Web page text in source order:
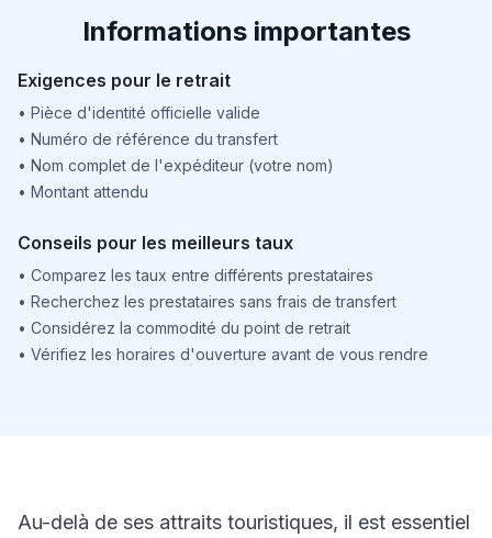
Informations importantes
Exigences pour le retrait
• Pièce d'identité officielle valide
• Numéro de référence du transfert
• Nom complet de l'expéditeur (votre nom)
• Montant attendu
Conseils pour les meilleurs taux
• Comparez les taux entre différents prestataires
• Recherchez les prestataires sans frais de transfert
• Considérez la commodité du point de retrait
• Vérifiez les horaires d'ouverture avant de vous rendre
Au-delà de ses attraits touristiques, il est essentiel